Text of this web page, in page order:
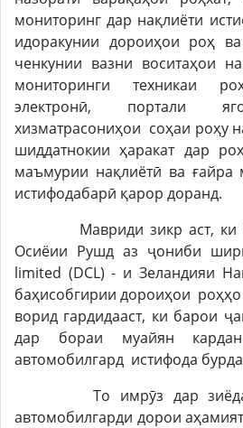
мониторинг дар нақлиёти
идоракунии дороиҳои роҳ
ченкунии вазни воситаҳои
мониторинги техникаи
электронӣ, портали
хизматрасониҳои соҳаи роҳу
шиддатнокии ҳаракат дар
маъмурии нақлиётӣ ва ғайра
истифодабарӣ қарор доранд.
Мавриди зикр аст, ки бо
Осиёии Рушд аз ҷониби
limited (DCL) - и Зеландияи
баҳисобгирии дороиҳои роҳҳо
ворид гардидааст, ки барои
дар бораи муайян
автомобилгард истифода
То имрӯз дар зиёда
автомобилгарди дорои